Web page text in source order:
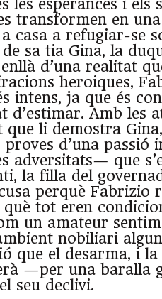
les esperances i els
transformen en
casa a refugiar-se
sa tia Gina, la
d’una realitat
heroiques,
intens, ja que és
d’estimar. Amb les
que li demostra
proves d’una passió
adversitats— que
la filla del
perquè Fabrizio
què tot eren
un amateur
nobiliari
que el desarma, i la
—per una baralla
seu declivi.